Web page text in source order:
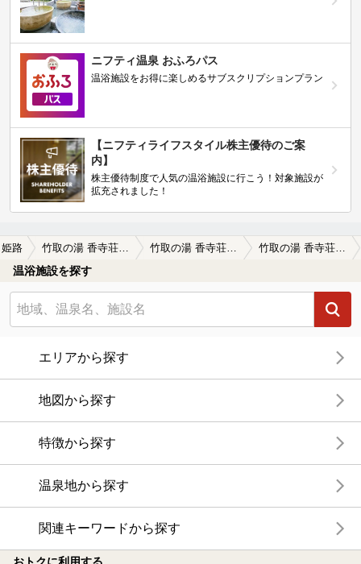
ニフティ温泉 おふろパス
温浴施設をお得に楽しめるサブスクリプションプラン
【ニフティライフスタイル株主優待のご案
内】
株主優待制度で人気の温浴施設に行こう！対象施設が
拡充されました！
姫路 竹取の湯 香寺荘（こうでらそう）の口コミ 姫路市の宿泊施設で日帰り温泉での利用も…
温浴施設を探す
エリアから探す
地図から探す
特徴から探す
温泉地から探す
関連キーワードから探す
おトクに利用する